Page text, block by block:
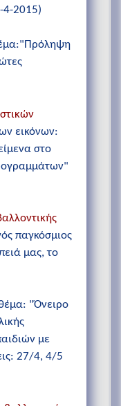
4-2015)
εικόνων:
στο
παγκόσμιος
μας, το
"Όνειρο
με
27/4, 4/5